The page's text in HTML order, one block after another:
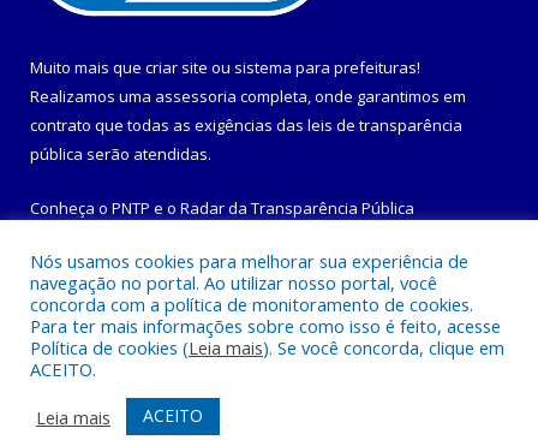
Muito mais que criar site ou sistema para prefeituras!
Realizamos uma assessoria completa, onde garantimos em
contrato que todas as exigências das leis de transparência
pública serão atendidas.
Conheça o PNTP e o Radar da Transparência Pública
Todos os direitos reservados a Prefeitura Municipal de
Maracanã.
Mapa do Site
Acessar Área Administrativa
Nós usamos cookies para melhorar sua experiência de
navegação no portal. Ao utilizar nosso portal, você
concorda com a política de monitoramento de cookies.
Para ter mais informações sobre como isso é feito, acesse
Política de cookies (Leia mais). Se você concorda, clique em
ACEITO.
Leia mais
ACEITO